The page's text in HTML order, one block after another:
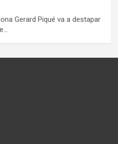
Gerard Piqué va a destapar